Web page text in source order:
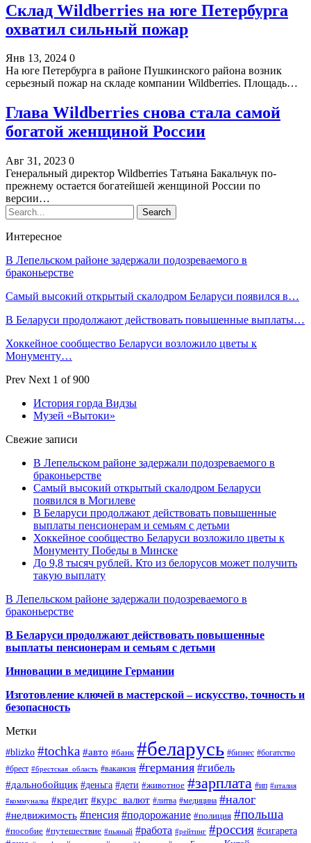
Склад Wildberries на юге Петербурга
охватил сильный пожар
Янв 13, 2024 0
На юге Петербурга в районе Пушкинского района возник
серьезный пожар на складе компании Wildberries. Площадь…
Глава Wildberries снова стала самой
богатой женщиной России
Авг 31, 2023 0
Генеральный директор Wildberries Татьяна Бакальчук по-
прежнему остается богатейшей женщиной России по
версии…
Интересное
В Лепельском районе задержали подозреваемого в
браконьерстве
Самый высокий открытый скалодром Беларуси появился в…
В Беларуси продолжают действовать повышенные выплаты…
Хоккейное сообщество Беларуси возложило цветы к
Монументу…
Prev Next 1 of 900
История горда Видзы
Музей «Вытоки»
Свежие записи
В Лепельском районе задержали подозреваемого в
браконьерстве
Самый высокий открытый скалодром Беларуси
появился в Могилеве
В Беларуси продолжают действовать повышенные
выплаты пенсионерам и семьям с детьми
Хоккейное сообщество Беларуси возложило цветы к
Монументу Победы в Минске
До 9,8 тысяч рублей. Кто из белорусов может получить
такую выплату
В Лепельском районе задержали подозреваемого в
браконьерстве
В Беларуси продолжают действовать повышенные
выплаты пенсионерам и семьям с детьми
Инновации в медицине Германии
Изготовление ключей в мастерской – искусство, точность и
безопасность
Метки
#blizko #tochka #авто #банк #беларусь #бизнес #богатство
#брест #брестская_область #вакансия #германия #гибель
#дальнобойщик #деньга #дети #животное #зарплата #ип #италия
#коммуналка #кредит #курс_валют #литва #медицина #налог
#недвижимость #пенсия #подорожание #полиция #польша
#пособие #путешествие #пьяный #работа #рейтинг #россия #сигарета